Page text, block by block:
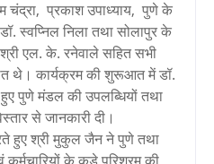
चंद्रा, प्रकाश उपाध्याय, पुणे के
स्वप्निल निला तथा सोलापुर के
एल. के. रनेवाले सहित सभी
थे। कार्यक्रम की शुरूआत में डॉ.
पुणे मंडल की उपलब्धियों तथा
से जानकारी दी।
हुए श्री मुकुल जैन ने पुणे तथा